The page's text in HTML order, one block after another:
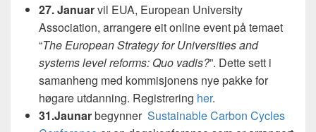
27. Januarvil EUA, European University
Association, arrangere eit online event på temaet
“The European Strategy for Universities and
systems level reforms: Quo vadis?”. Dette sett i
samanheng med kommisjonens nye pakke for
høgare utdanning. Registrering her.
31.Jaunarbegynner Sustainable Carbon Cycles